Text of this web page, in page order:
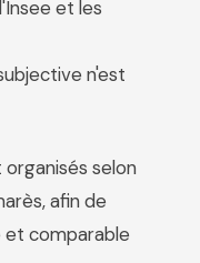
et les
n'est
selon
afin de
comparable